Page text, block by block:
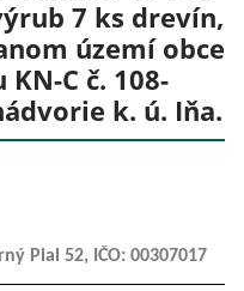
7 ks drevín,
území obce
C č. 108-
k. ú. Iňa.
Pial 52, IČO: 00307017